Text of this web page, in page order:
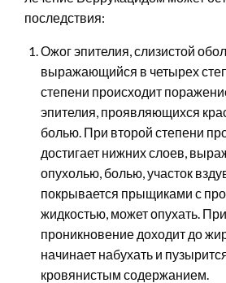
последствия:
Ожог эпителия, слизистой
выражающийся в четырех
степени происходит
эпителия, проявляющихся
болью. При второй степени
достигает нижних слоев,
опухолью, болью, участок
покрывается прыщиками с
жидкостью, может опухать.
проникновение доходит до
начинает набухать и
кровянистым содержанием.